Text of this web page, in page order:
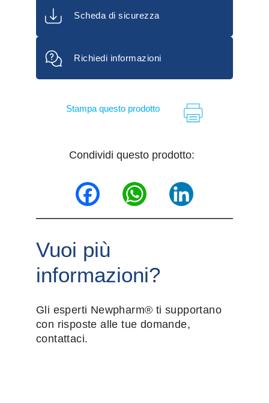
Scheda di sicurezza
Richiedi informazioni
Stampa questo prodotto
Condividi questo prodotto:
FacebookWhatsAppLinkedIn
Vuoi più
informazioni?
Gli esperti Newpharm® ti supportano
con risposte alle tue domande,
contattaci.